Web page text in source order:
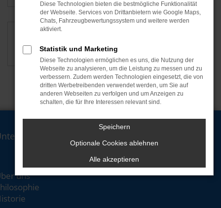
CNC-Fräser (m/w/d)
uns
Diese Technologien bieten die bestmögliche Funktionalität
der Webseite. Services von Drittanbietern wie Google Maps,
Chats, Fahrzeugbewertungssystem und weitere werden
aktiviert.
Statistik und Marketing
Diese Technologien ermöglichen es uns, die Nutzung der
Webseite zu analysieren, um die Leistung zu messen und zu
verbessern. Zudem werden Technologien eingesetzt, die von
dritten Werbetreibenden verwendet werden, um Sie auf
anderen Webseiten zu verfolgen und um Anzeigen zu
schalten, die für Ihre Interessen relevant sind.
Speichern
Optionale Cookies ablehnen
Alle akzeptieren